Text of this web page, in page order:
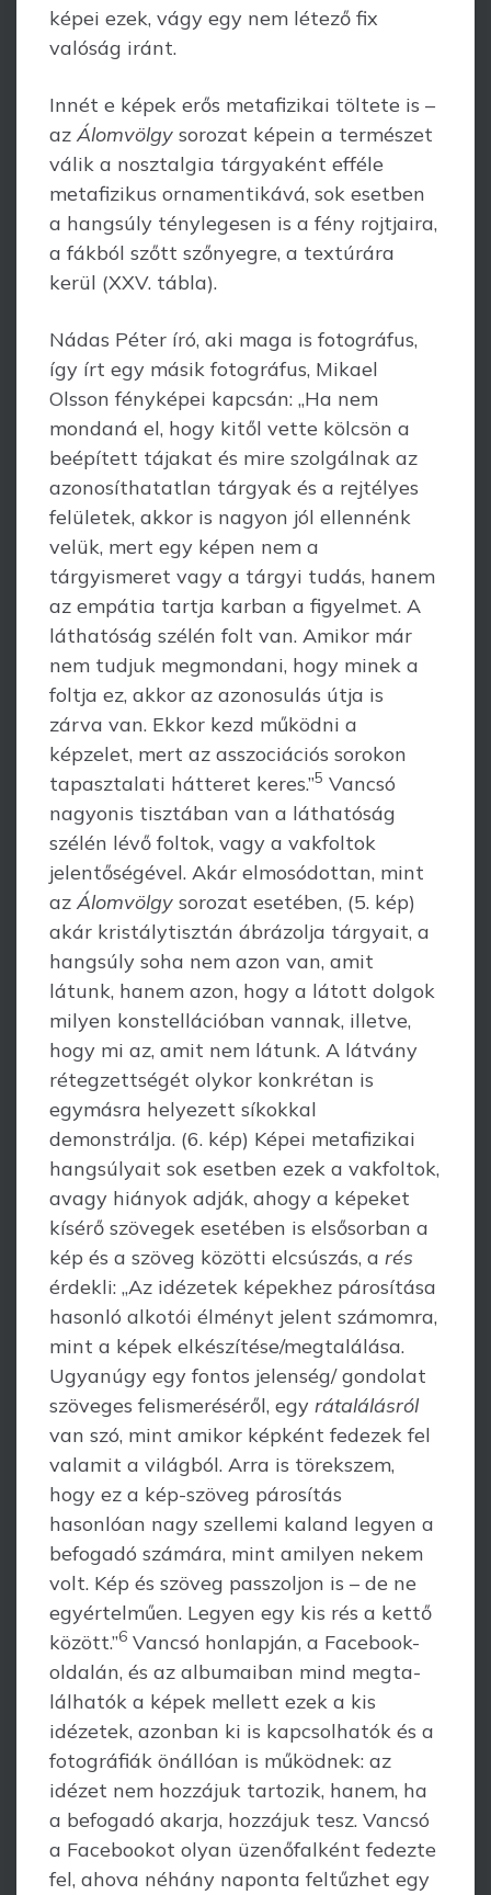
képei ezek, vágy egy nem létező fix
valóság iránt.
Innét e képek erős metafizikai töltete is –
az Álomvölgy sorozat képein a természet
válik a nosztalgia tárgyaként efféle
metafizikus ornamentikává, sok esetben
a hangsúly ténylegesen is a fény rojtjaira,
a fákból szőtt szőnyegre, a textúrára
kerül (XXV. tábla).
Nádas Péter író, aki maga is fotográfus,
így írt egy másik fotográfus, Mikael
Olsson fényképei kapcsán: „Ha nem
mondaná el, hogy kitől vette kölcsön a
beépített tájakat és mire szolgálnak az
azonosíthatatlan tárgyak és a rejtélyes
felü­letek, akkor is nagyon jól ellennénk
velük, mert egy képen nem a
tárgyismeret vagy a tárgyi tudás, hanem
az empátia tartja karban a figyelmet. A
láthatóság szélén folt van. Amikor már
nem tudjuk megmondani, hogy minek a
foltja ez, akkor az azonosulás útja is
zárva van. Ekkor kezd működni a
képzelet, mert az asszociációs sorokon
tapasztalati hátteret keres.”5 Vancsó
nagyonis tisztában van a láthatóság
szélén lévő foltok, vagy a vakfoltok
jelentőségével. Akár elmosódottan, mint
az Álomvölgy sorozat esetében, (5. kép)
akár kristálytisztán ábrázolja tárgyait, a
hang­súly soha nem azon van, amit
látunk, hanem azon, hogy a látott dolgok
milyen konstellációban vannak, illetve,
hogy mi az, amit nem látunk. A látvány
réteg­zett­ségét olykor konkrétan is
egymásra helyezett síkokkal
demonstrálja. (6. kép) Képei metafizikai
hangsúlyait sok esetben ezek a vakfoltok,
avagy hiányok adják, ahogy a képeket
kísérő szövegek esetében is elsősorban a
kép és a szöveg közötti elcsúszás, a rés
érdekli: „Az idézetek képekhez párosítása
hasonló alkotói élményt jelent számomra,
mint a képek elkészítése/megtalálása.
Ugyanúgy egy fontos jelenség/ gondolat
szöveges felismeréséről, egy rátalálásról
van szó, mint amikor képként fedezek fel
valamit a világból. Arra is törekszem,
hogy ez a kép-szöveg párosítás
hasonlóan nagy szellemi kaland legyen a
befogadó számára, mint amilyen nekem
volt. Kép és szöveg passzoljon is – de ne
egyértelműen. Legyen egy kis rés a kettő
között.”6 Vancsó honlapján, a Facebook-
oldalán, és az albumaiban mind megta­
lál­hatók a képek mellett ezek a kis
idézetek, azonban ki is kapcsolhatók és a
fotográ­fiák önállóan is működnek: az
idézet nem hozzájuk tartozik, hanem, ha
a befogadó akarja, hozzájuk tesz. Vancsó
a Facebookot olyan üzenőfalként fedezte
fel, ahova néhány naponta feltűzhet egy